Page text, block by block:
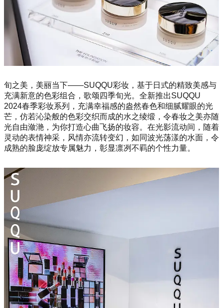
旬之美，美丽当下——SUQQU彩妆，基于日式的精致美感与
充满新意的色彩组合，歌颂四季旬光。全新推出SUQQU
2024春季彩妆系列，充满幸福感的盎然春色和细腻耀眼的光
芒，仿若沁染般的色彩交织而成的水之绫缎，令春妆之美亦随
光自由潋滟，为你打造心曲飞扬的妆容。在光影流动间，随着
灵动的表情神采，风情亦流转变幻，如同波光荡漾的水面，令
成熟的脸庞绽放专属魅力，彰显凛冽不羁的个性力量。